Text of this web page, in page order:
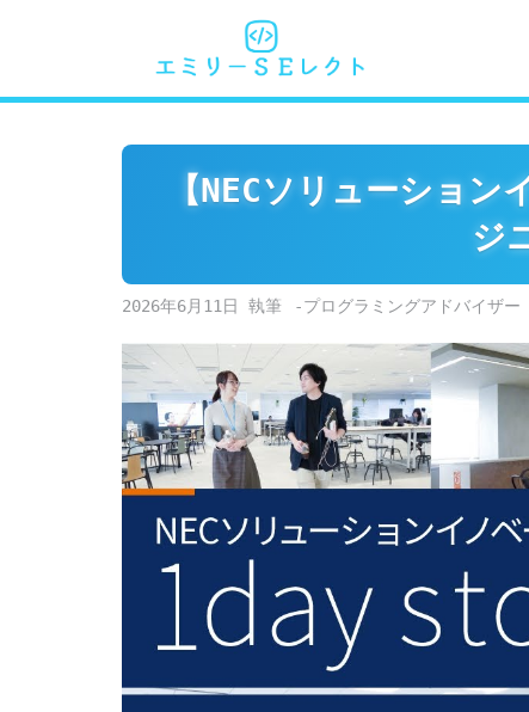
【NECソリューショ
ジ
2026年6月11日 -プログラミングアドバイザー